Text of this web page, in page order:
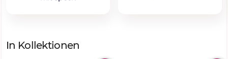
In Kollektionen